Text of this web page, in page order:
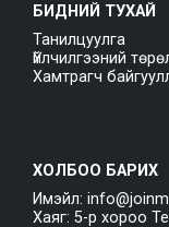
БИДНИЙ ТУХАЙ
Танилцуулга
Үйлчилгээний
Хамтрагч
ХОЛБОО БАРИХ
Имэйл:
Хаяг: 5-р хороо